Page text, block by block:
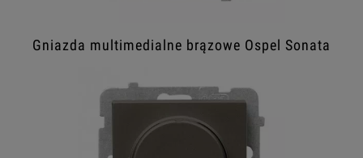
Gniazda multimedialne brązowe Ospel Sonata